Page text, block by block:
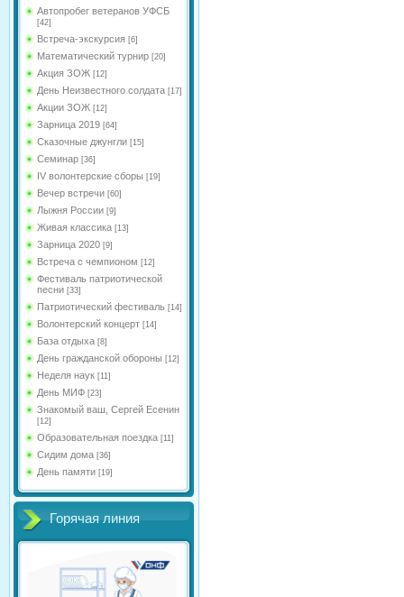
Автопробег ветеранов УФСБ
[42]
Встреча-экскурсия [6]
Математический турнир [20]
Акция ЗОЖ [12]
День Неизвестного солдата [17]
Акции ЗОЖ [12]
Зарница 2019 [64]
Сказочные джунгли [15]
Семинар [36]
IV волонтерские сборы [19]
Вечер встречи [60]
Лыжня России [9]
Живая классика [13]
Зарница 2020 [9]
Встреча с чемпионом [12]
Фестиваль патриотической
песни [33]
Патриотический фестиваль [14]
Волонтерский концерт [14]
База отдыха [8]
День гражданской обороны [12]
Неделя наук [11]
День МИФ [23]
Знакомый ваш, Сергей Есенин
[12]
Образовательная поездка [11]
Сидим дома [36]
День памяти [19]
Горячая линия